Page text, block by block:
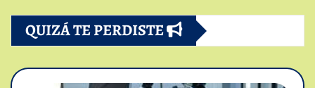
QUIZÁ TE PERDISTE